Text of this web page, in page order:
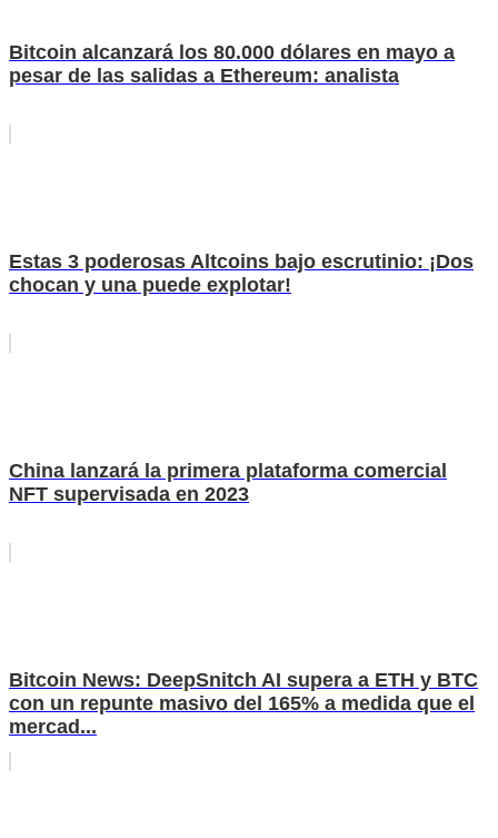
Bitcoin alcanzará los 80.000 dólares en mayo a
pesar de las salidas a Ethereum: analista
Estas 3 poderosas Altcoins bajo escrutinio: ¡Dos
chocan y una puede explotar!
China lanzará la primera plataforma comercial
NFT supervisada en 2023
Bitcoin News: DeepSnitch AI supera a ETH y BTC
con un repunte masivo del 165% a medida que el
mercad...